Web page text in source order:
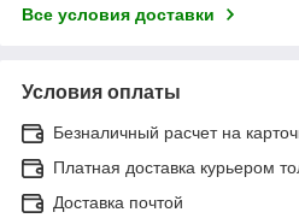
Все условия доставки
Условия оплаты
Безналичный расчет на
Платная доставка курьером
Доставка почтой